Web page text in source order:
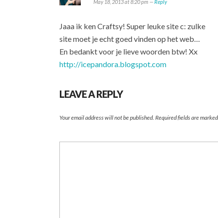
May 18, 2013 at 8:20 pm —Reply
Jaaa ik ken Craftsy! Super leuke site c: zulke
site moet je echt goed vinden op het web…
En bedankt voor je lieve woorden btw! Xx
http://icepandora.blogspot.com
LEAVE A REPLY
Your email address will not be published. Required fields are